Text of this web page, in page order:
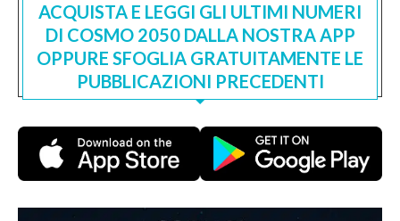
ACQUISTA E LEGGI GLI ULTIMI NUMERI
DI COSMO 2050 DALLA NOSTRA APP
OPPURE SFOGLIA GRATUITAMENTE LE
PUBBLICAZIONI PRECEDENTI